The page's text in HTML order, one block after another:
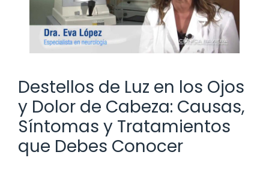
Destellos de Luz en los Ojos
y Dolor de Cabeza: Causas,
Síntomas y Tratamientos
que Debes Conocer